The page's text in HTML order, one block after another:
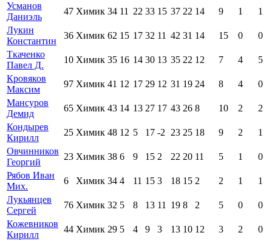
Усманов
Даниэль
47 Химик 34 11 22 33 15 37 22 14 9 1
1
Лукин
Константин
36 Химик 62 15 17 32 11 42 31 14 15 0
0
Ткаченко
Павел Д.
10 Химик 35 16 14 30 13 35 22 12 7 4
5
Кровяков
Максим
97 Химик 41 12 17 29 12 31 19 24 8 4
0
Мансуров
Демид
65 Химик 43 14 13 27 17 43 26 8 10 2
2
Кондырев
Кирилл
25 Химик 48 12 5 17 -2 23 25 18 9 2
1
Овчинников
Георгий
23 Химик 38 6 9 15 2 22 20 11 5 1
0
Рябов Иван
Мих.
6 Химик 34 4 11 15 3 18 15 2 2 1
1
Лукьянцев
Сергей
76 Химик 32 5 8 13 11 19 8 2 5 0
0
Кожевников
Кирилл
44 Химик 29 5 4 9 3 13 10 12 3 2
0